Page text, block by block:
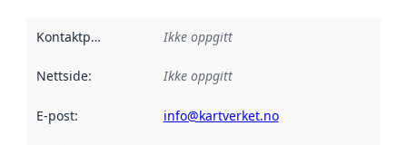
Kontaktpunkt Ikke oppgitt
Nettside: Ikke oppgitt
E-post: info@kartverket.no